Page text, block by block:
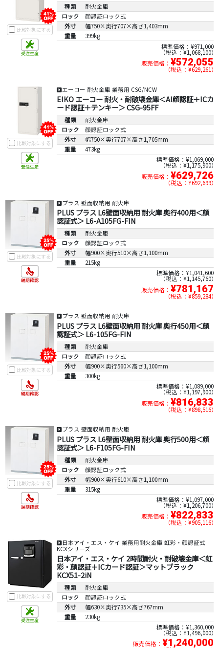
比較対象にする
種類
耐火金庫
ロック
顔認証ロック式
外寸
幅750×奥行707×高さ1,403mm
重量
399kg
標準価格：¥971,000
税込：¥1,068,100
販売価格： ¥572,055
税込：¥629,261
比較対象にする
エーコー 耐火金庫 業務用 CSG/NCW
EIKO エーコー 耐火・耐破壊金庫＜AI顔認証＋ICカ
ード認証＋テンキー＞ CSG-95FF
種類
耐火金庫
ロック
顔認証ロック式
外寸
幅750×奥行707×高さ1,705mm
重量
473kg
標準価格：¥1,069,000
税込：¥1,175,900
販売価格： ¥629,726
税込：¥692,699
比較対象にする
プラス 壁面収納用 耐火庫
PLUS プラス L6壁面収納用 耐火庫 奥行400用＜顔
認証式＞ L6-A105FG-FIN
種類
耐火金庫
ロック
顔認証ロック式
外寸
幅900×奥行510×高さ1,100mm
重量
215kg
標準価格：¥1,041,600
税込：¥1,145,760
販売価格： ¥781,167
税込：¥859,284
比較対象にする
プラス 壁面収納用 耐火庫
PLUS プラス L6壁面収納用 耐火庫 奥行450用＜顔
認証式＞ L6-105FG-FIN
種類
耐火金庫
ロック
顔認証ロック式
外寸
幅900×奥行560×高さ1,100mm
重量
300kg
標準価格：¥1,089,000
税込：¥1,197,900
販売価格： ¥816,833
税込：¥898,516
比較対象にする
プラス 壁面収納用 耐火庫
PLUS プラス L6壁面収納用 耐火庫 奥行500用＜顔
認証式＞ L6-F105FG-FIN
種類
耐火金庫
ロック
顔認証ロック式
外寸
幅900×奥行610×高さ1,100mm
重量
315kg
標準価格：¥1,097,000
税込：¥1,206,700
販売価格： ¥822,833
税込：¥905,116
比較対象にする
日本アイ・エス・ケイ 業務用耐火金庫 虹彩・顔認証式
KCXシリーズ
日本アイ・エス・ケイ 2時間耐火・耐破壊金庫＜虹
彩・顔認証＋ICカード認証＞マットブラック
KCX51-2iN
種類
耐火金庫
ロック
顔認証ロック式
外寸
幅630×奥行735×高さ767mm
重量
230kg
標準価格：¥1,360,000
税込：¥1,496,000
販売価格： ¥1,240,000